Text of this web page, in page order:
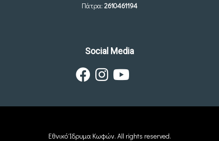
Πάτρα: 2610461194
Social Media
Εθνικό Ίδρυμα Κωφών. All rights reserved.